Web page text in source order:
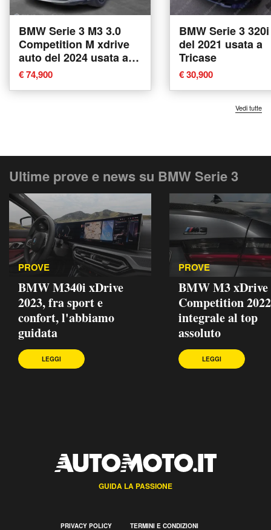
BMW Serie 3 M3 3.0
Competition M xdrive
auto del 2024 usata a
Verona
€ 74,900
BMW Serie 3
del 2021 usata a
Tricase
€ 30,900
Vedi tutte
Ultime prove e news su BMW Serie 3
PROVE
BMW M340i xDrive
2023, fra sport e
confort, l'abbiamo
guidata
LEGGI
PROVE
BMW M3 xDrive
Competition
integrale al top
assoluto
LEGGI
GUIDA LA PASSIONE
PRIVACY POLICY TERMINI E CONDIZIONI